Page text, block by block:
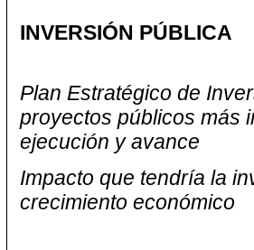
INVERSIÓN PÚBLICA
Plan Estratégico de
proyectos públicos más
ejecución y avance
Impacto que tendría la
crecimiento económico